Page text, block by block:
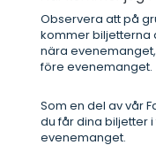
Observera att på
kommer biljetterna
nära
före evenemanget.
Som en del av vår
du får dina biljetter
evenemanget.